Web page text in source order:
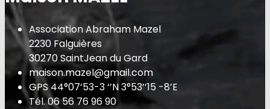
Association Abraham Mazel
2230 Falguières
30270 SaintJean du Gard
maison.mazel@gmail.com
GPS 44°07’53-3 ‘’N 3°53’’15 -8’E
Tél. 06 56 76 96 90